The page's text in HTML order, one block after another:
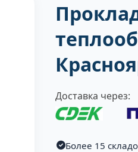
Доставка через:
Более 15